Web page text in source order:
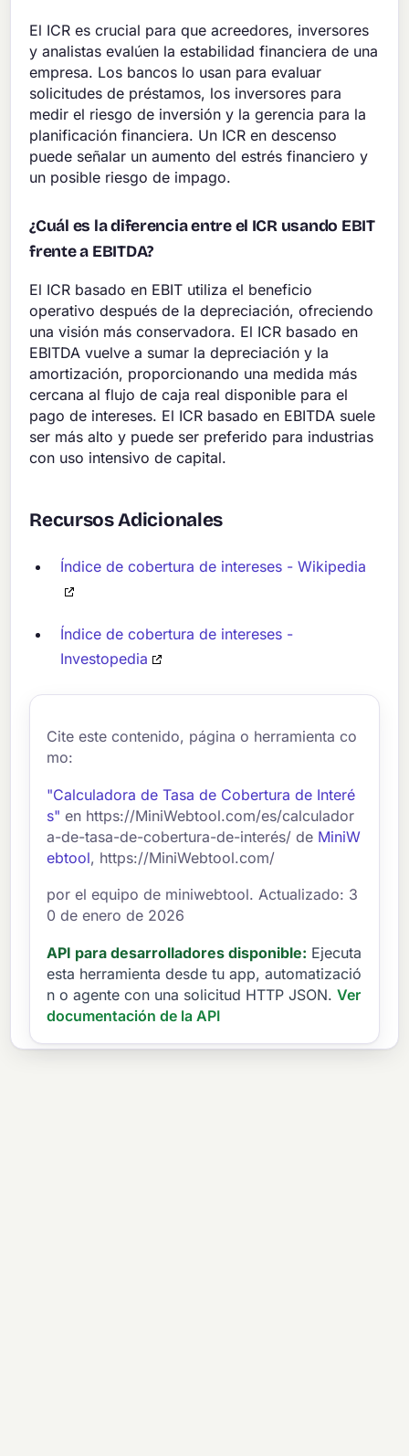
El ICR es crucial para que acreedores, inversores
y analistas evalúen la estabilidad financiera de una
empresa. Los bancos lo usan para evaluar
solicitudes de préstamos, los inversores para
medir el riesgo de inversión y la gerencia para la
planificación financiera. Un ICR en descenso
puede señalar un aumento del estrés financiero y
un posible riesgo de impago.
¿Cuál es la diferencia entre el ICR usando EBIT
frente a EBITDA?
El ICR basado en EBIT utiliza el beneficio
operativo después de la depreciación, ofreciendo
una visión más conservadora. El ICR basado en
EBITDA vuelve a sumar la depreciación y la
amortización, proporcionando una medida más
cercana al flujo de caja real disponible para el
pago de intereses. El ICR basado en EBITDA suele
ser más alto y puede ser preferido para industrias
con uso intensivo de capital.
Recursos Adicionales
Índice de cobertura de intereses - Wikipedia
Índice de cobertura de intereses -
Investopedia
Cite este contenido, página o herramienta co
mo:
"Calculadora de Tasa de Cobertura de Interé
s" en https://MiniWebtool.com/es/calculador
a-de-tasa-de-cobertura-de-interés/ de MiniW
ebtool, https://MiniWebtool.com/
por el equipo de miniwebtool. Actualizado: 3
0 de enero de 2026
API para desarrolladores disponible: Ejecuta
esta herramienta desde tu app, automatizació
n o agente con una solicitud HTTP JSON. Ver
documentación de la API